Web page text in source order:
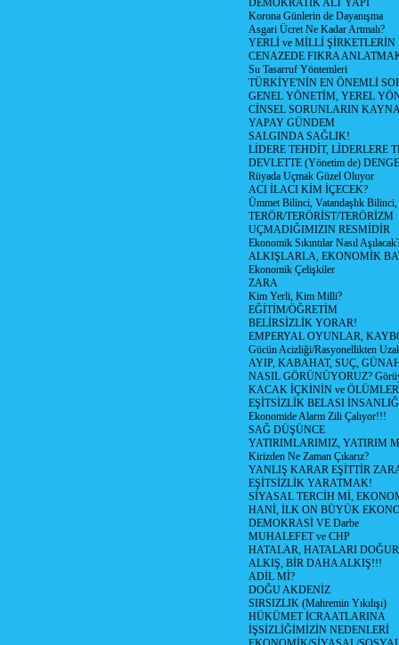
DEMOKRATİK ALT YAPI
Korona Günlerin de Dayanışma
Asgari Ücret Ne Kadar Artmalı?
YERLİ ve MİLLİ
CENAZEDE FIKRA
Su Tasarruf Yöntemleri
TÜRKİYE'NİN EN ÖNEMLİ
GENEL YÖNETİM, YEREL
CİNSEL SORUNLARIN
YAPAY GÜNDEM
SALGINDA SAĞLIK!
LİDERE TEHDİT, LİDERLERE
DEVLETTE (Yönetim de)
Rüyada Uçmak Güzel Oluyor
ACI İLACI KİM İÇECEK?
Ümmet Bilinci, Vatandaşlık
TERÖR/TERÖRİST/TERÖRİZM
UÇMADIĞIMIZIN RESMİDİR
Ekonomik Sıkıntılar Nasıl
ALKIŞLARLA, EKONOMİK
Ekonomik Çelişkiler
ZARA
Kim Yerli, Kim Milli?
EĞİTİM/ÖĞRETİM
BELİRSİZLİK YORAR!
EMPERYAL OYUNLAR,
Gücün Acizliği/Rasyonellikten
AYIP, KABAHAT, SUÇ,
NASIL GÖRÜNÜYORUZ?
KACAK İÇKİNİN ve
EŞİTSİZLİK BELASI
Ekonomide Alarm Zili Çalıyor!!!
SAĞ DÜŞÜNCE
YATIRIMLARIMIZ, YATIRIM
Kirizden Ne Zaman Çıkarız?
YANLIŞ KARAR EŞİTTİR
EŞİTSİZLİK YARATMAK!
SİYASAL TERCİH Mİ,
HANİ, İLK ON BÜYÜK
DEMOKRASİ VE Darbe
MUHALEFET ve CHP
HATALAR, HATALARI
ALKIŞ, BİR DAHA ALKIŞ!!!
ADİL Mİ?
DOĞU AKDENİZ
SIRSIZLIK (Mahremin Yıkılışı)
HÜKÜMET İCRAATLARINA
İŞSİZLİĞİMİZİN NEDENLERİ